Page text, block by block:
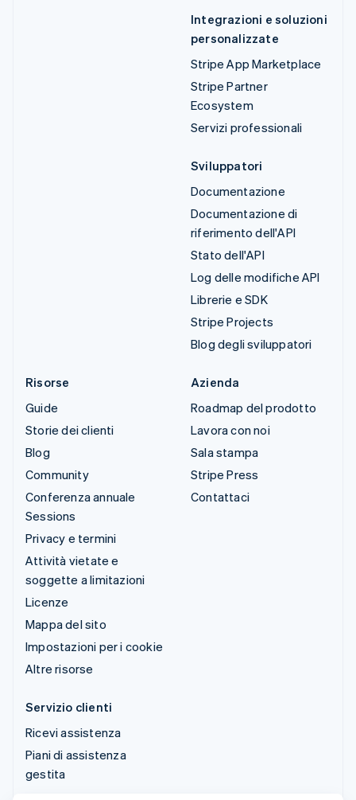
Integrazioni e soluzioni
personalizzate
Stripe App Marketplace
Stripe Partner
Ecosystem
Servizi professionali
Sviluppatori
Documentazione
Documentazione di
riferimento dell'API
Stato dell'API
Log delle modifiche API
Librerie e SDK
Stripe Projects
Blog degli sviluppatori
Risorse
Guide
Storie dei clienti
Blog
Community
Conferenza annuale
Sessions
Privacy e termini
Attività vietate e
soggette a limitazioni
Licenze
Mappa del sito
Impostazioni per i cookie
Altre risorse
Azienda
Roadmap del prodotto
Lavora con noi
Sala stampa
Stripe Press
Contattaci
Servizio clienti
Ricevi assistenza
Piani di assistenza
gestita